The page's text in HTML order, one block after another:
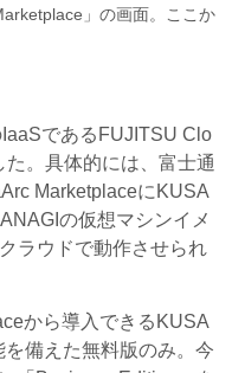
」の画面。ここか
であるFUJITSU Clo
。具体的には、富士通
MarketplaceにKUSA
の仮想マシンイメ
ラウドで動作させられ
から導入できるKUSA
備えた無料版のみ。今